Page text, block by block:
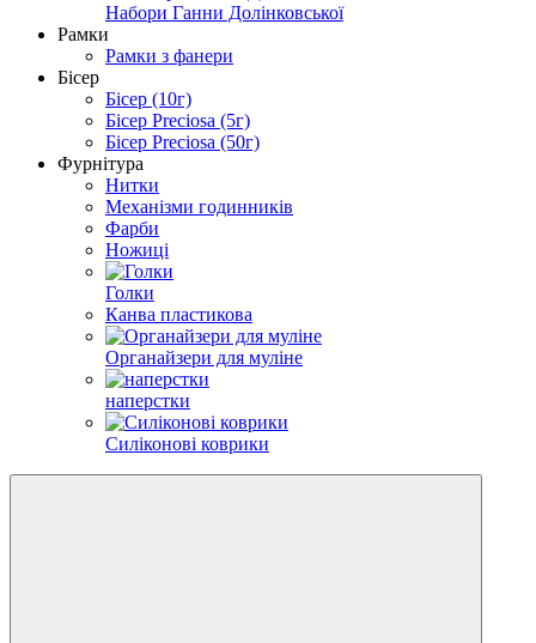
Набори Ганни Долінковської
Рамки
Рамки з фанери
Бісер
Бісер (10г)
Бісер Preciosa (5г)
Бісер Preciosa (50г)
Фурнітура
Нитки
Механізми годинників
Фарби
Ножиці
Голки
Канва пластикова
Органайзери для муліне
наперстки
Силіконові коврики